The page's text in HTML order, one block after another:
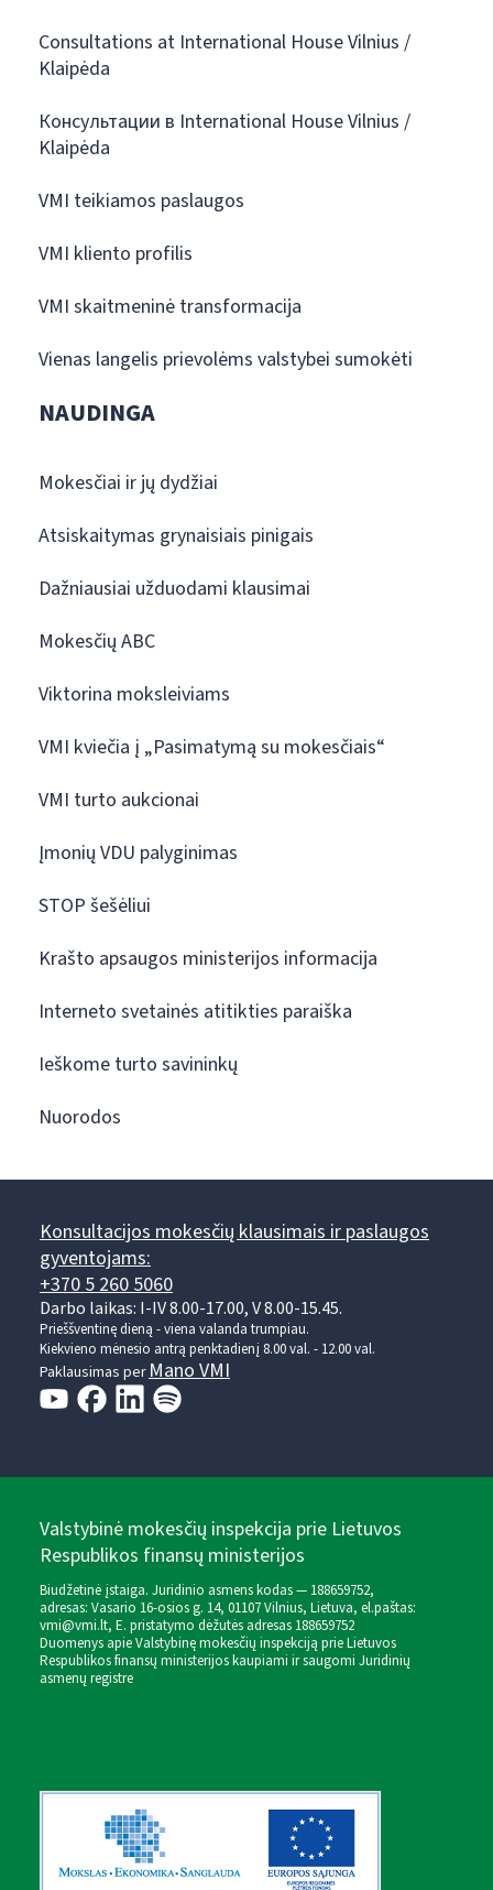
Consultations at International House Vilnius /
Klaipėda
Консультации в International House Vilnius /
Klaipėda
VMI teikiamos paslaugos
VMI kliento profilis
VMI skaitmeninė transformacija
Vienas langelis prievolėms valstybei sumokėti
NAUDINGA
Mokesčiai ir jų dydžiai
Atsiskaitymas grynaisiais pinigais
Dažniausiai užduodami klausimai
Mokesčių ABC
Viktorina moksleiviams
VMI kviečia į „Pasimatymą su mokesčiais“
VMI turto aukcionai
Įmonių VDU palyginimas
STOP šešėliui
Krašto apsaugos ministerijos informacija
Interneto svetainės atitikties paraiška
Ieškome turto savininkų
Nuorodos
Konsultacijos mokesčių klausimais ir paslaugos
gyventojams:
+370 5 260 5060
Darbo laikas: I-IV 8.00-17.00, V 8.00-15.45.
Prieššventinę dieną - viena valanda trumpiau.
Kiekvieno mėnesio antrą penktadienį 8.00 val. - 12.00 val.
Paklausimas perMano VMI
Valstybinė mokesčių inspekcija prie Lietuvos
Respublikos finansų ministerijos
Biudžetinė įstaiga. Juridinio asmens kodas — 188659752,
adresas: Vasario 16-osios g. 14, 01107 Vilnius, Lietuva, el.paštas:
vmi@vmi.lt, E. pristatymo dėžutės adresas 188659752
Duomenys apie Valstybinę mokesčių inspekciją prie Lietuvos
Respublikos finansų ministerijos kaupiami ir saugomi Juridinių
asmenų registre